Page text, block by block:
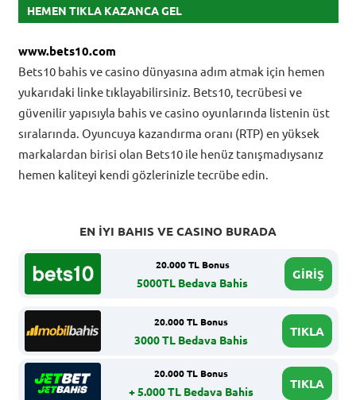
HEMEN TIKLA KAZANCA GEL
www.bets10.com
Bets10 bahis ve casino dünyasına adım atmak için hemen
yukarıdaki linke tıklayabilirsiniz. Bets10, tecrübesi ve
güvenilir yapısıyla bahis ve casino oyunlarında listenin üst
sıralarında. Oyuncuya kazandırma oranı (RTP) en yüksek
markalardan birisi olan Bets10 ile henüz tanışmadıysanız
hemen kaliteyi kendi gözlerinizle tecrübe edin.
EN İYI BAHIS VE CASINO BURADA
20.000 TL Bonus
5000TL Bedava Bahis
GİRİŞ
20.000 TL Bonus
3000 TL Bedava Bahis
TIKLA
20.000 TL Bonus
+ 5.000 TL Bedava Bahis
TIKLA